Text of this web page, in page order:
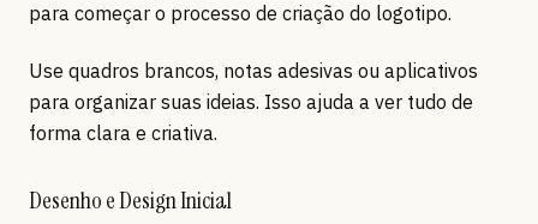
para começar o processo de criação do logotipo.
Use quadros brancos, notas adesivas ou aplicativos
para organizar suas ideias. Isso ajuda a ver tudo de
forma clara e criativa.
Desenho e Design Inicial